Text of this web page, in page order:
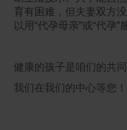
育有困难，但夫妻双方
以用“代孕母亲”或“代孕”
健康的孩子是咱们的共同
我们在我们的中心等您！